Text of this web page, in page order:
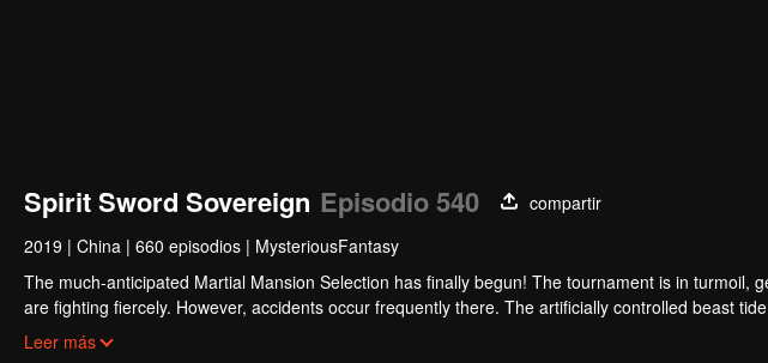
Spirit Sword Sovereign Episodio 540
compartir
2019 | China | 660 episodios | MysteriousFantasy
The much-anticipated Martial Mansion Selection has finally begun! The tournament is in turmoil,
are fighting fiercely. However, accidents occur frequently there. The artificially controlled beast
the strongest people that ensue, all reveal the mysterious and huge assassination sect, the
Leer más